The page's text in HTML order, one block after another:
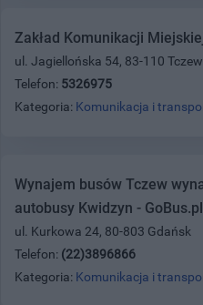
Zakład Komunikacji
ul. Jagiellońska 54, 83-110 Tczew
Telefon: 5326975
Kategoria: Komunikacja i
Wynajem busów Tczew
autobusy Kwidzyn - GoBus.pl
ul. Kurkowa 24, 80-803 Gdańsk
Telefon: (22)3896866
Kategoria: Komunikacja i